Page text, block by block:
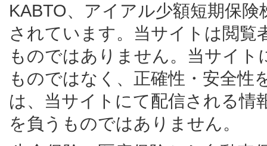
KABTO、アイアル少額短期保
されています。当サイトは閲覧
ものではありません。当サイ
ものではなく、正確性・安全性
は、当サイトにて配信される情
を負うものではありません。